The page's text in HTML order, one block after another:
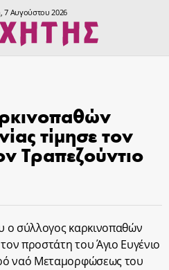
7 Αυγούστου 2026
τίμησε τον
Τραπεζούντιο
ο σύλλογος καρκινοπαθών
τον προστάτη του Άγιο Ευγένιο
ναό Μεταμορφώσεως του